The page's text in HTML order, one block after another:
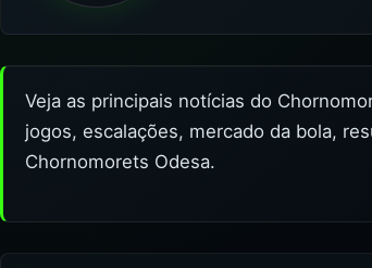
Veja as principais notícias do
jogos, escalações, mercado da bola,
Chornomorets Odesa.